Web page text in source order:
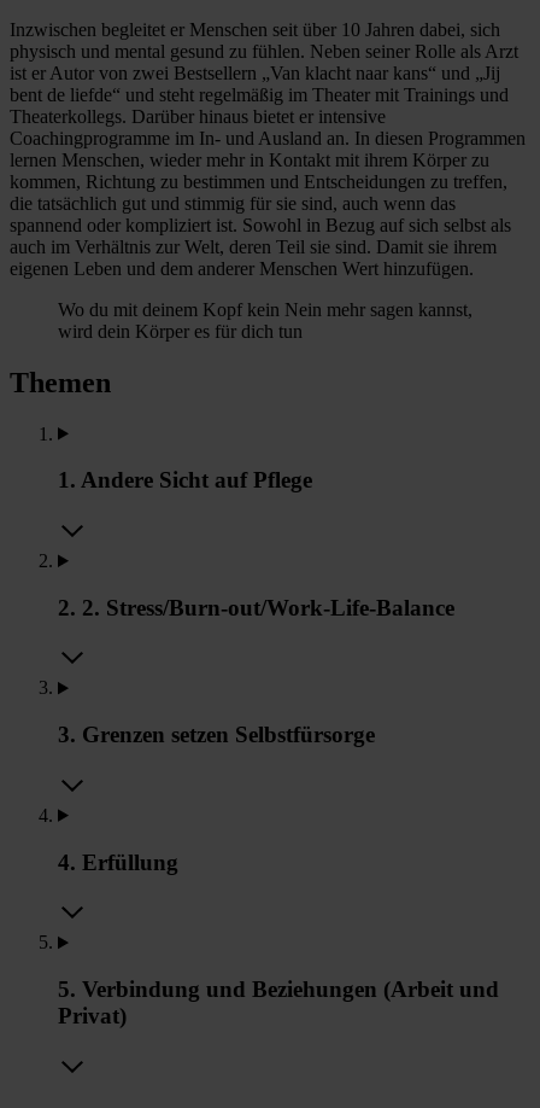
Inzwischen begleitet er Menschen seit über 10 Jahren dabei, sich
physisch und mental gesund zu fühlen. Neben seiner Rolle als Arzt
ist er Autor von zwei Bestsellern „Van klacht naar kans“ und „Jij
bent de liefde“ und steht regelmäßig im Theater mit Trainings und
Theaterkollegs. Darüber hinaus bietet er intensive
Coachingprogramme im In- und Ausland an. In diesen Programmen
lernen Menschen, wieder mehr in Kontakt mit ihrem Körper zu
kommen, Richtung zu bestimmen und Entscheidungen zu treffen,
die tatsächlich gut und stimmig für sie sind, auch wenn das
spannend oder kompliziert ist. Sowohl in Bezug auf sich selbst als
auch im Verhältnis zur Welt, deren Teil sie sind. Damit sie ihrem
eigenen Leben und dem anderer Menschen Wert hinzufügen.
Wo du mit deinem Kopf kein Nein mehr sagen kannst,
wird dein Körper es für dich tun
Themen
1. Andere Sicht auf Pflege
2. 2. Stress/Burn-out/Work-Life-Balance
3. Grenzen setzen Selbstfürsorge
4. Erfüllung
5. Verbindung und Beziehungen (Arbeit und
Privat)